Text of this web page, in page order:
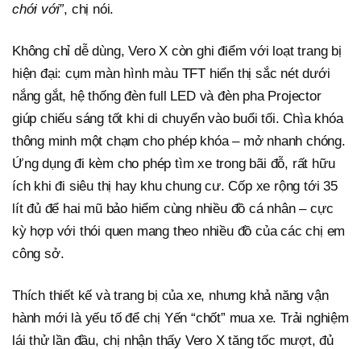
chới với”, chị nói.
Không chỉ dễ dùng, Vero X còn ghi điểm với loạt trang bị
hiện đại: cụm màn hình màu TFT hiển thị sắc nét dưới
nắng gắt, hệ thống đèn full LED và đèn pha Projector
giúp chiếu sáng tốt khi di chuyển vào buổi tối. Chìa khóa
thông minh một chạm cho phép khóa – mở nhanh chóng.
Ứng dụng đi kèm cho phép tìm xe trong bãi đỗ, rất hữu
ích khi đi siêu thị hay khu chung cư. Cốp xe rộng tới 35
lít đủ để hai mũ bảo hiểm cùng nhiều đồ cá nhân – cực
kỳ hợp với thói quen mang theo nhiều đồ của các chị em
công sở.
Thích thiết kế và trang bị của xe, nhưng khả năng vận
hành mới là yếu tố để chị Yến “chốt” mua xe. Trải nghiệm
lái thử lần đầu, chị nhận thấy Vero X tăng tốc mượt, đủ